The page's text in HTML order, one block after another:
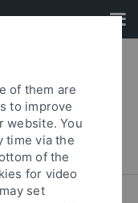
of them are
to improve
website. You
time via the
of the
for video
set